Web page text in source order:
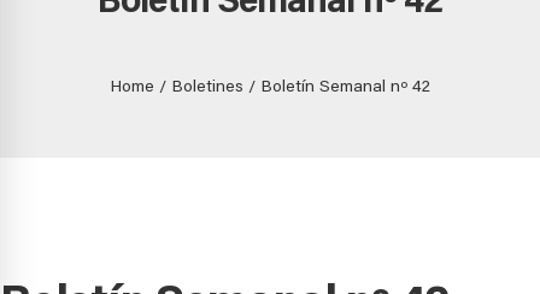
Home Boletines Boletín Semanal nº 42